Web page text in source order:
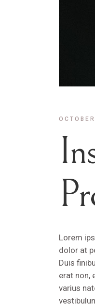
Lorem
dolor at
Duis
erat non,
varius